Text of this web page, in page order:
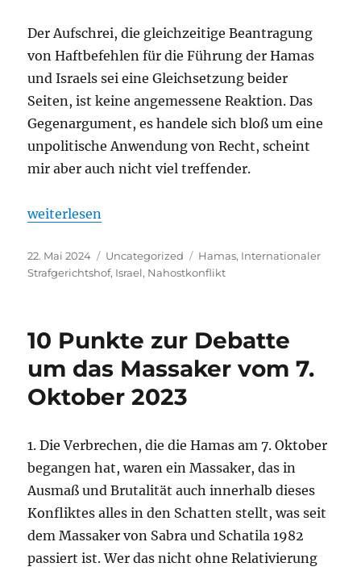
Der Aufschrei, die gleichzeitige Beantragung
von Haftbefehlen für die Führung der Hamas
und Israels sei eine Gleichsetzung beider
Seiten, ist keine angemessene Reaktion. Das
Gegenargument, es handele sich bloß um eine
unpolitische Anwendung von Recht, scheint
mir aber auch nicht viel treffender.
„Keine Gleichsetzung, nicht unpolitisch, kein
weiterlesen
Veröffentlicht
am
22. Mai 2024 Kategorien
Uncategorized Schlagwörter
Hamas, Internationaler
Strafgerichtshof, Israel, Nahostkonflikt
10 Punkte zur Debatte
um das Massaker vom 7.
Oktober 2023
1. Die Verbrechen, die die Hamas am 7. Oktober
begangen hat, waren ein Massaker, das in
Ausmaß und Brutalität auch innerhalb dieses
Konfliktes alles in den Schatten stellt, was seit
dem Massaker von Sabra und Schatila 1982
passiert ist. Wer das nicht ohne Relativierung